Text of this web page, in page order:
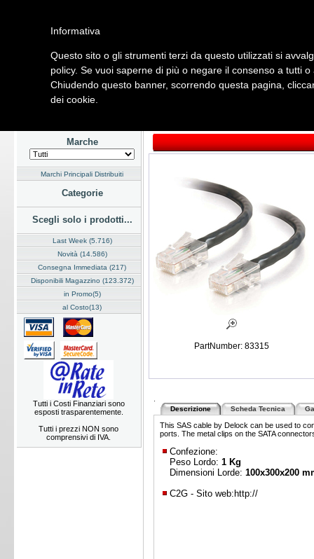
Home Listino Marchi Dati Cliente Servizi Company
Hardware Software Fotografia Telefonia Audio Video
Marche
Marchi Principali Distribuiti
Categorie
Scegli solo i prodotti...
Last Week (5.716)
Novità (14.586)
Consegna Immediata (217)
Disponibili Magazzino (123.372)
in Promo(5)
al Costo(13)
Tutti i Costi Finanziari sono
esposti trasparentemente.
Tutti i prezzi NON sono
comprensivi di IVA.
PartNumber: 83315
Descrizione Scheda Tecnica
This SAS cable by Delock can be used to
ports. The metal clips on the SATA
Confezione:
Peso Lordo: 1 Kg
Dimensioni Lorde:100x300x200
C2G - Sito web: http://
Informativa
Questo sito o gli strumenti terzi da questo utilizzati si
policy. Se vuoi saperne di più o negare il consenso a tutti
Chiudendo questo banner, scorrendo questa pagina,
dei cookie.